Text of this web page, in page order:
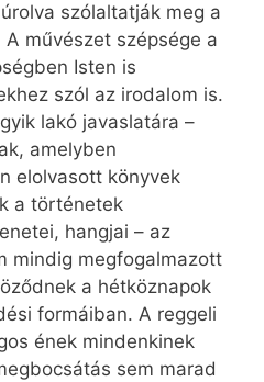
szólaltatják meg a
művészet szépsége a
Isten is
szól az irodalom is.
lakó javaslatára –
amelyben
elolvasott könyvek
a történetek
hangjai – az
mindig megfogalmazott
a hétköznapok
formáiban. A reggeli
ének mindenkinek
sem marad